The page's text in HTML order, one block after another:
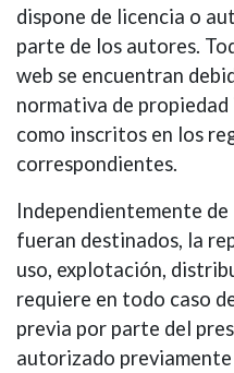
dispone de licencia o
parte de los autores.
web se encuentran
normativa de
como inscritos en los
correspondientes.
Independientemente
fueran destinados, la
uso, explotación,
requiere en todo caso
previa por parte del
autorizado